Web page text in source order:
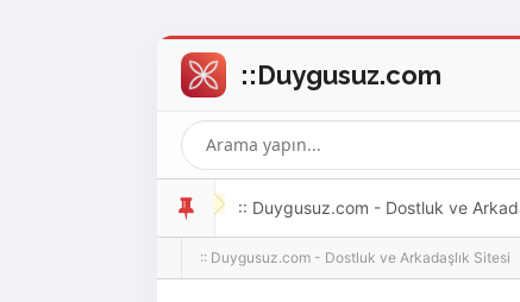
:: Duygusuz.com - Dostluk ve
oldukça kolay ve zahmetsizdir.
:: Duygusuz.com - Dostluk ve Arkadaşlık Sitesi